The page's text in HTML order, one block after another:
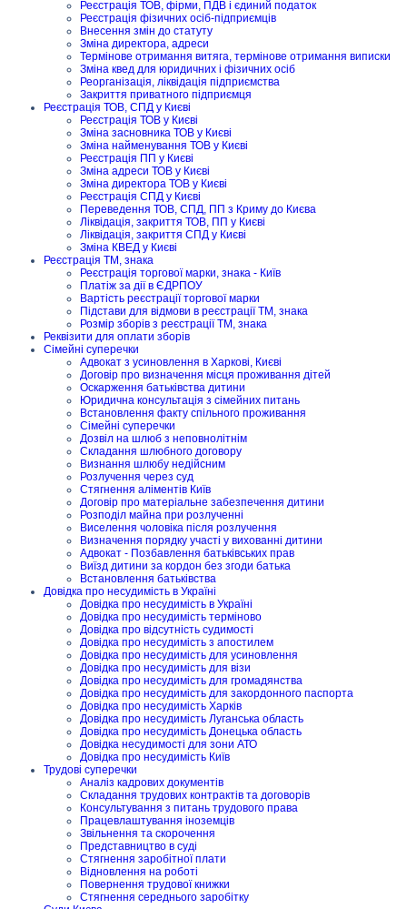
Реєстрація ТОВ, фірми, ПДВ і єдиний податок
Реєстрація фізичних осіб-підприємців
Внесення змін до статуту
Зміна директора, адреси
Термінове отримання витяга, термінове отримання виписки
Зміна квед для юридичних і фізичних осіб
Реорганізація, ліквідація підприємства
Закриття приватного підприємця
Реєстрація ТОВ, СПД у Києві
Реєстрація ТОВ у Києві
Зміна засновника ТОВ у Києві
Зміна найменування ТОВ у Києві
Реєстрація ПП у Києві
Зміна адреси ТОВ у Києві
Зміна директора ТОВ у Києві
Реєстрація СПД у Києві
Переведення ТОВ, СПД, ПП з Криму до Києва
Ліквідація, закриття ТОВ, ПП у Києві
Ліквідація, закриття СПД у Києві
Зміна КВЕД у Києві
Реєстрація ТМ, знака
Реєстрація торгової марки, знака - Київ
Платіж за дії в ЄДРПОУ
Вартість реєстрації торгової марки
Підстави для відмови в реєстрації ТМ, знака
Розмір зборів з реєстрації ТМ, знака
Реквізити для оплати зборів
Сімейні суперечки
Адвокат з усиновлення в Харкові, Києві
Договір про визначення місця проживання дітей
Оскарження батьківства дитини
Юридична консультація з сімейних питань
Встановлення факту спільного проживання
Сімейні суперечки
Дозвіл на шлюб з неповнолітнім
Складання шлюбного договору
Визнання шлюбу недійсним
Розлучення через суд
Стягнення аліментів Київ
Договір про матеріальне забезпечення дитини
Розподіл майна при розлученні
Виселення чоловіка після розлучення
Визначення порядку участі у вихованні дитини
Адвокат - Позбавлення батьківських прав
Виїзд дитини за кордон без згоди батька
Встановлення батьківства
Довідка про несудимість в Україні
Довідка про несудимість в Україні
Довідка про несудимість терміново
Довідка про відсутність судимості
Довідка про несудимість з апостилем
Довідка про несудимість для усиновлення
Довідка про несудимість для візи
Довідка про несудимість для громадянства
Довідка про несудимість для закордонного паспорта
Довідка про несудимість Харків
Довідка про несудимість Луганська область
Довідка про несудимість Донецька область
Довідка несудимості для зони АТО
Довідка про несудимість Київ
Трудові суперечки
Аналіз кадрових документів
Складання трудових контрактів та договорів
Консультування з питань трудового права
Працевлаштування іноземців
Звільнення та скорочення
Представництво в суді
Стягнення заробітної плати
Відновлення на роботі
Повернення трудової книжки
Стягнення середнього заробітку